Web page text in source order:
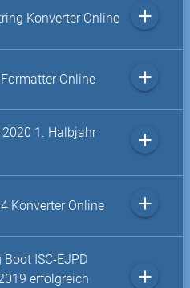
Konverter Online add
Online add
2020 1. Halbjahr
add
Konverter Online add
ISC-EJPD
erfolgreich
add